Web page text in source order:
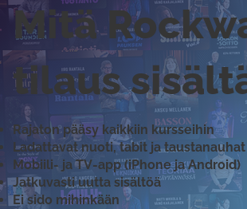
Mitä
tilaus
Rajaton pääsy kaikkiin kursseihin
Ladattavat nuoti, tabit ja taustanauhat
Mobiili- ja TV-app (iPhone ja Android)
Jatkuvasti uutta sisältöä
Ei sido mihinkään